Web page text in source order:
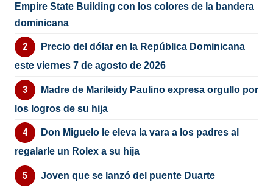
Empire State Building con los colores de la bandera
dominicana
Precio del dólar en la República Dominicana
este viernes 7 de agosto de 2026
Madre de Marileidy Paulino expresa orgullo por
los logros de su hija
Don Miguelo le eleva la vara a los padres al
regalarle un Rolex a su hija
Joven que se lanzó del puente Duarte